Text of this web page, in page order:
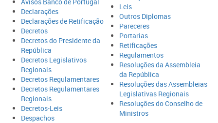
Declarações
Declarações de Retificação
Decretos
Decretos do Presidente da
República
Decretos Legislativos
Regionais
Decretos Regulamentares
Decretos Regulamentares
Regionais
Decretos-Leis
Despachos
Leis
Outros Diplomas
Pareceres
Portarias
Retificações
Regulamentos
Resoluções da Assembleia
da República
Resoluções das Assembleias
Legislativas Regionais
Resoluções do Conselho de
Ministros